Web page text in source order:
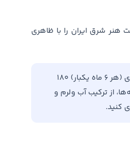
شرق ایران را با ظاهری
برای افزایش طول عمر فرش خود، توصیه می‌شود آن را به صورت دوره‌ای (هر ۶ ماه یکبار) ۱۸۰
از ترکیب آب ولرم و
کنید.